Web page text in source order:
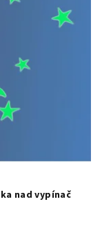
nad vypínač
produktu